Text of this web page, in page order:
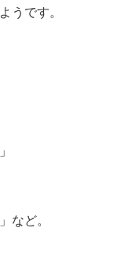
うです。
など。